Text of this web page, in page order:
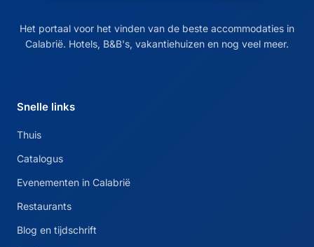
Het portaal voor het vinden van de beste accommodaties in
Calabrië. Hotels, B&B's, vakantiehuizen en nog veel meer.
Snelle links
Thuis
Catalogus
Evenementen in Calabrië
Restaurants
Blog en tijdschrift